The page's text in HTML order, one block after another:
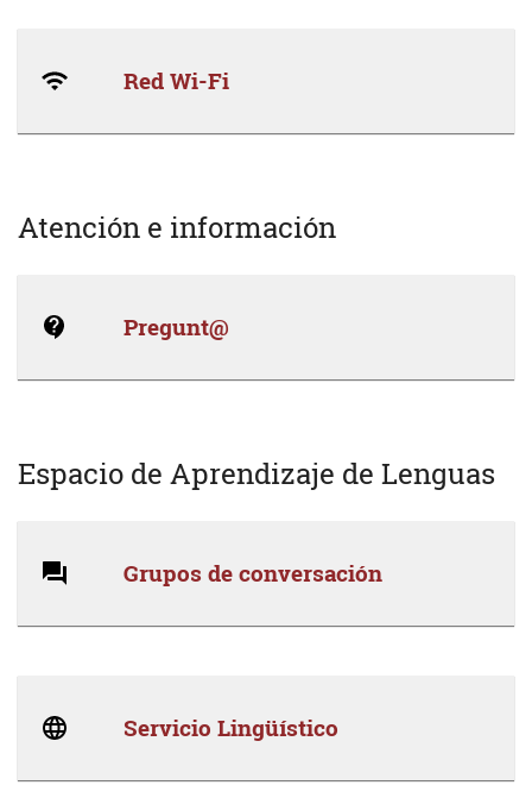
Red Wi-Fi
Atención e información
Pregunt@
Espacio de Aprendizaje de Lenguas
Grupos de conversación
Servicio Lingüístico